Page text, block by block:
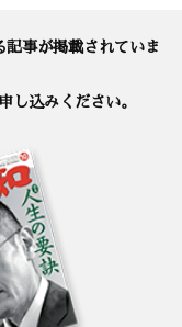
記事が掲載されていま
し込みください。